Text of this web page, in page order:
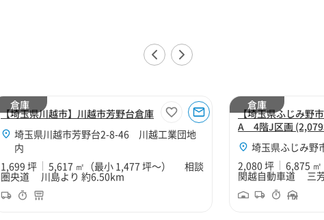
【埼玉県川越市】川越市芳野台倉庫
埼玉県川越市芳野台2-8-46 川越工業団地
内
1,699 坪
5,617 ㎡ （最小 1,477 坪～） 相談
圏央道 川島より 約6.50km
倉庫
【埼玉県ふじみ野
A 4階J区画
埼玉県ふじみ野
2,080 坪
6,875 ㎡
関越自動車道 三
倉庫